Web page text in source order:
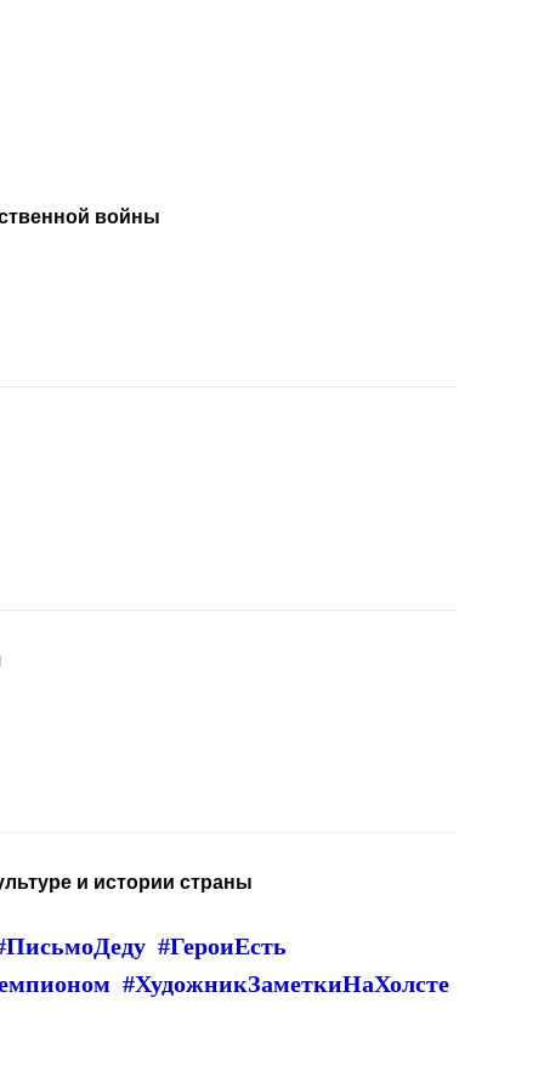
войны
и истории страны
#ГероиЕсть
#ХудожникЗаметкиНаХолсте